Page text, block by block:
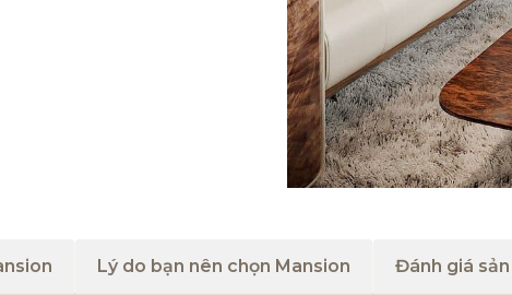
Lý do bạn nên chọn Mansion Đánh giá